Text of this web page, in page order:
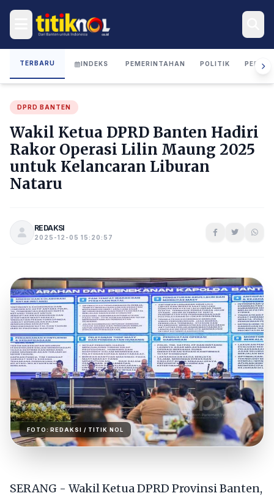
TERBARU INDEKS PEMERINTAHAN POLITIK
DPRD BANTEN
Wakil Ketua DPRD Banten Hadiri
Rakor Operasi Lilin Maung 2025
untuk Kelancaran Liburan
Nataru
REDAKSI
2025-12-05 15:20:57
FOTO:REDAKSI / TITIK NOL
SERANG - Wakil Ketua DPRD Provinsi Banten,